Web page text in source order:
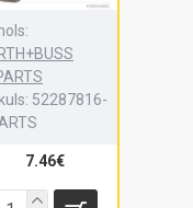
52287816-
7.46€